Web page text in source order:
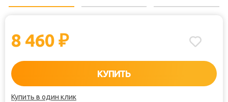
8 460₽
КУПИТЬ
Купить в один клик